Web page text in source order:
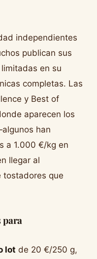
independientes
publican sus
en su
completas. Las
y Best of
aparecen los
han
a 1.000 €/kg en
llegar al
tostadores que
para
lot de 20 €/250 g,